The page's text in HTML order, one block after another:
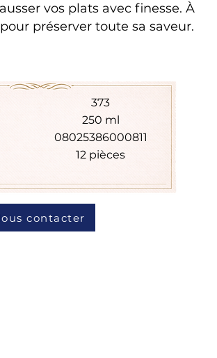
vos plats avec finesse. À
préserver toute sa saveur.
373
250 ml
08025386000811
12 pièces
contacter